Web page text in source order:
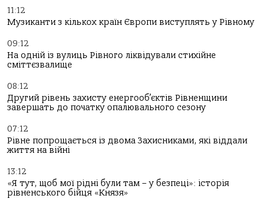
11:12
Музиканти з кількох країн Європи виступлять у Рівному
09:12
На одній із вулиць Рівного ліквідували стихійне
сміттєзвалище
08:12
Другий рівень захисту енергооб’єктів Рівненщини
завершать до початку опалювального сезону
07:12
Рівне попрощається із двома Захисниками, які віддали
життя на війні
13:12
«Я тут, щоб мої рідні були там – у безпеці»: історія
рівненського бійця «Князя»